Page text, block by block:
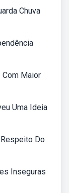
Chuva
Maior
Uma Ideia
Do
Inseguras